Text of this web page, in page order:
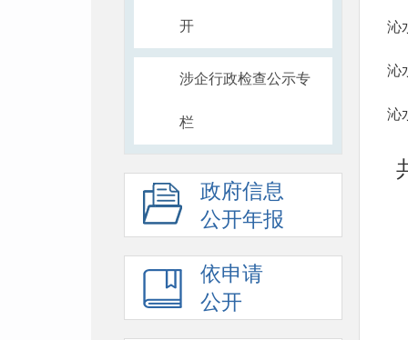
开
涉企行政检查公示专
栏
政府信息
公开年报
依申请
公开
沁
沁
沁